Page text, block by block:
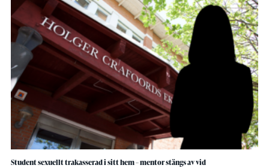
Student sexuellt trakasserad i sitt hem – mentor stängs av vid